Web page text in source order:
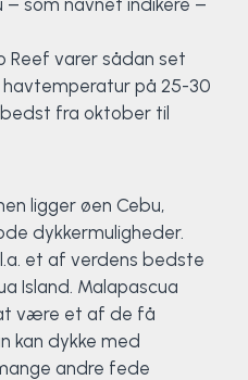
– som navnet indikere –
Reef varer sådan set
på 25-30
fra oktober til
ligger øen Cebu,
dykkermuligheder.
et af verdens bedste
Island. Malapascua
være et af de få
kan dykke med
andre fede